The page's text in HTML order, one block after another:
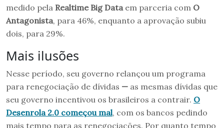
medido pela Realtime Big Data em parceria com O
Antagonista, para 46%, enquanto a aprovação subiu
dois, para 29%.
Mais ilusões
Nesse período, seu governo relançou um programa
para renegociação de dívidas — as mesmas dívidas que
seu governo incentivou os brasileiros a contrair. O
Desenrola 2.0 começou mal, com os bancos pedindo
mais tempo para as renegociações. Por quanto tempo